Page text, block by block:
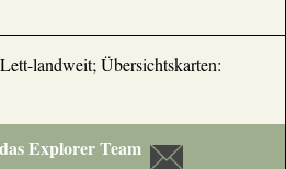
landweit; Übersichtskarten:
Explorer Team